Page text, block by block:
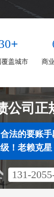
+
覆盖城市 商
公司正
法的要账
！老赖克
131-